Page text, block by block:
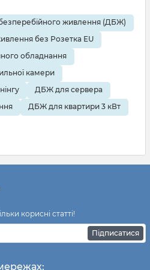
живлення (ДБЖ)
без Розетка EU
обладнання
камери
ДБЖ для сервера
ДБЖ для квартири 3 кВт
корисні статті!
Підписатися